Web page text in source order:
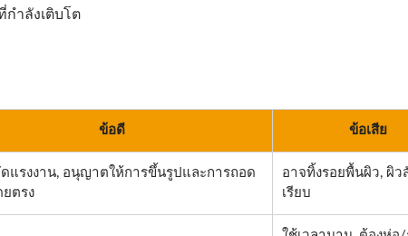
ำลังเติบโต
ข้อดี ข้อเสีย
แรงงาน, อนุญาตให้การขึ้นรูปและการถอด
ตรง
อาจทิ้งรอยพื้นผิว, ผิว
เรียบ